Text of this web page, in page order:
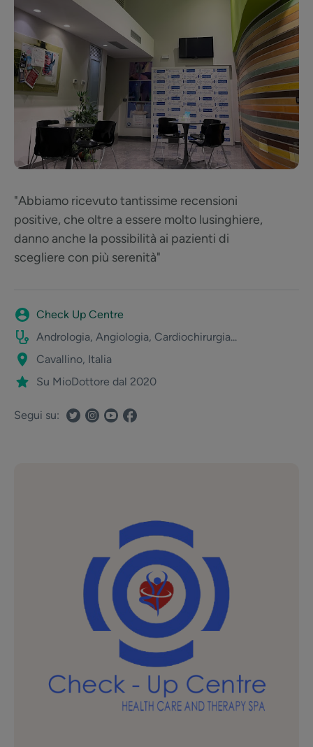
"Abbiamo ricevuto tantissime recensioni
positive, che oltre a essere molto lusinghiere,
danno anche la possibilità ai pazienti di
scegliere con più serenità"
Check Up Centre
Andrologia, Angiologia, Cardiochirurgia...
Cavallino, Italia
Su MioDottore dal 2020
Segui su: